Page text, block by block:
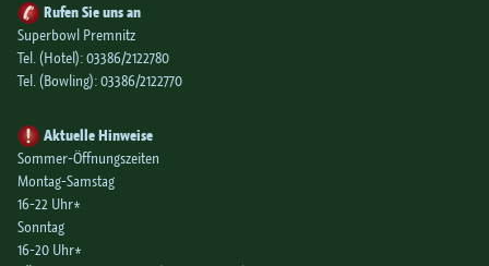
Rufen Sie uns an
Superbowl Premnitz
Tel. (Hotel):03386/2122780
Tel. (Bowling):03386/2122770
Aktuelle Hinweise
Sommer-Öffnungszeiten
Montag-Samstag
16-22 Uhr*
Sonntag
16-20 Uhr*